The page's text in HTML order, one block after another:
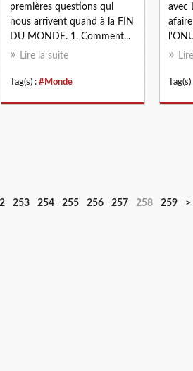
premières questions qui
nous arrivent quand à la FIN
DU MONDE. 1. Comment...
Lire la suite
Tag(s) : #Monde
avec
Tag(s)
253 254 255 256 257 258 259 >